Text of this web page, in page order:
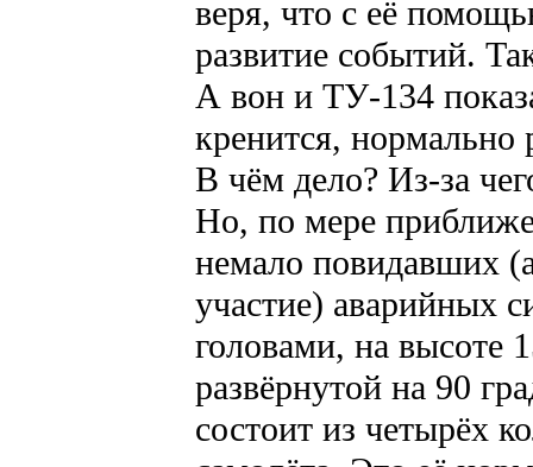
веря, что с её
развитие событий.
А вон и ТУ-134
кренится, нормально
В чём дело? Из-за
Но, по мере
немало повидавших
участие) аварийных
головами, на высоте
развёрнутой на 90
состоит из четырёх